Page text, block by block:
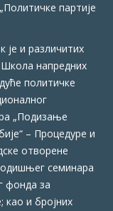
партије
и различитих
напредних
политичке
„Подизање
– Процедуре и
отворене
семинара
фонда за
као и бројних